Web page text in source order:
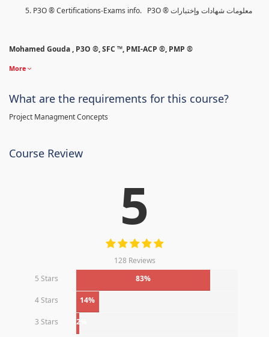
P3O ® Certifications-Exams info. P3O ® معلومات شهادات وإختبارات
Mohamed Gouda , P3O ®, SFC ™, PMI-ACP ®, PMP ®
More
What are the requirements for this course?
Project Managment Concepts
Course Review
5
128 Reviews
5 Stars
83%
4 Stars 14%
3 Stars 2%